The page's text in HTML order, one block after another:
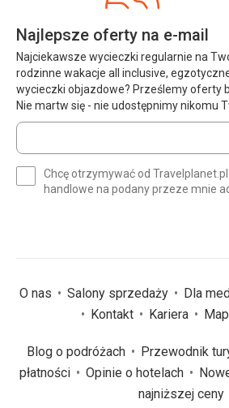
Najlepsze oferty na e-mail
Najciekawsze wycieczki regularnie na
rodzinne wakacje all inclusive,
wycieczki objazdowe? Prześlemy oferty
Nie martw się - nie udostępnimy nikomu
Wprowadź
swój
(wymagane)
Chcę otrzymywać od
handlowe na podany przeze mnie
O nas Salony sprzedaży Dla
Kontakt
Kariera
Blog o podróżach Przewodnik
płatności
Opinie o hotelach
najniższej ceny